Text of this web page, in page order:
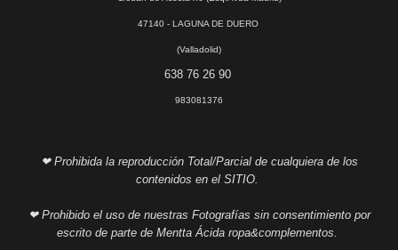
47140 - LAGUNA DE DUERO
(Valladolid)
638 76 26 90
983081376
❤ Prohibida la reproducción Total/Parcial de cualquiera de los
contenidos en el SITIO.
❤ Prohibido el uso de nuestras Fotografías sin consentimiento por
escrito de parte de Mentta Ácida ropa&complementos.